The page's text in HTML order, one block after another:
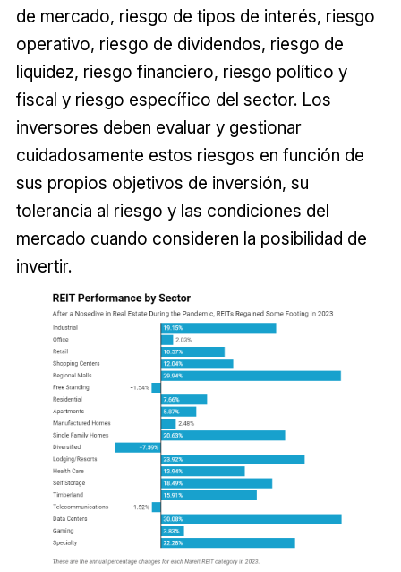
de mercado, riesgo de tipos de interés, riesgo
operativo, riesgo de dividendos, riesgo de
liquidez, riesgo financiero, riesgo político y
fiscal y riesgo específico del sector. Los
inversores deben evaluar y gestionar
cuidadosamente estos riesgos en función de
sus propios objetivos de inversión, su
tolerancia al riesgo y las condiciones del
mercado cuando consideren la posibilidad de
invertir.